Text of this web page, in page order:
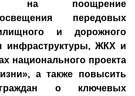
на поощрение
передовых
и дорожного
инфраструктуры, ЖКХ и
национального проекта
а также повысить
граждан о ключевых